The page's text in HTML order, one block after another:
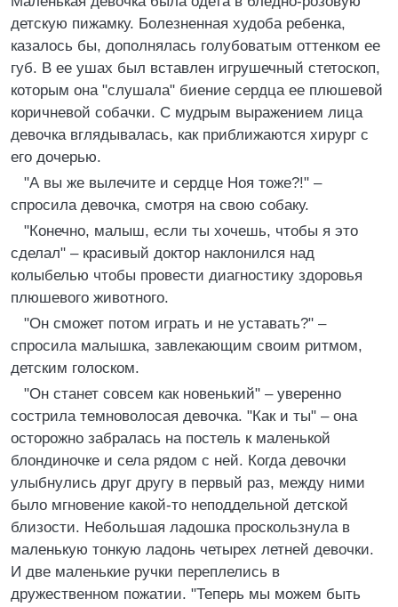
детскую пижамку. Болезненная худоба ребенка,
казалось бы, дополнялась голубоватым оттенком ее
губ. В ее ушах был вставлен игрушечный стетоскоп,
которым она "слушала" биение сердца ее плюшевой
коричневой собачки. С мудрым выражением лица
девочка вглядывалась, как приближаются хирург с
его дочерью.
"А вы же вылечите и сердце Ноя тоже?!" –
спросила девочка, смотря на свою собаку.
"Конечно, малыш, если ты хочешь, чтобы я это
сделал" – красивый доктор наклонился над
колыбелью чтобы провести диагностику здоровья
плюшевого животного.
"Он сможет потом играть и не уставать?" –
спросила малышка, завлекающим своим ритмом,
детским голоском.
"Он станет совсем как новенький" – уверенно
сострила темноволосая девочка. "Как и ты" – она
осторожно забралась на постель к маленькой
блондиночке и села рядом с ней. Когда девочки
улыбнулись друг другу в первый раз, между ними
было мгновение какой-то неподдельной детской
близости. Небольшая ладошка проскользнула в
маленькую тонкую ладонь четырех летней девочки.
И две маленькие ручки переплелись в
дружественном пожатии. "Теперь мы можем быть